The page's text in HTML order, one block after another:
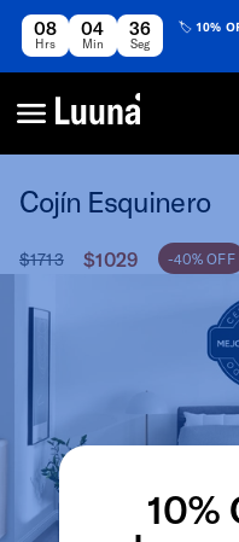
08
Hrs
04
Min
35
Seg
🏷️10%
Cojín Esquinero
$1713 $1029 -40% OFF
10%